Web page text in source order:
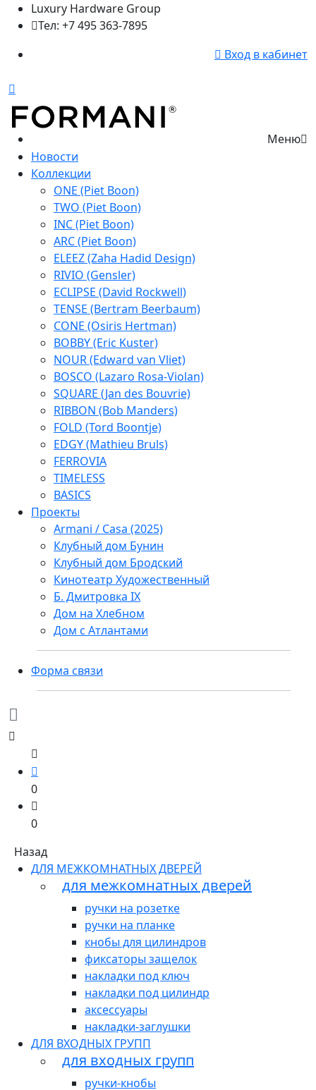
Luxury Hardware Group
Тел: +7 495 363-7895
Вход в кабинет
Меню
Новости
Коллекции
ONE (Piet Boon)
TWO (Piet Boon)
INC (Piet Boon)
ARC (Piet Boon)
ELEEZ (Zaha Hadid Design)
RIVIO (Gensler)
ECLIPSE (David Rockwell)
TENSE (Bertram Beerbaum)
CONE (Osiris Hertman)
BOBBY (Eric Kuster)
NOUR (Edward van Vliet)
BOSCO (Lazaro Rosa-Violan)
SQUARE (Jan des Bouvrie)
RIBBON (Bob Manders)
FOLD (Tord Boontje)
EDGY (Mathieu Bruls)
FERROVIA
TIMELESS
BASICS
Проекты
Armani / Casa (2025)
Клубный дом Бунин
Клубный дом Бродский
Кинотеатр Художественный
Б. Дмитровка IX
Дом на Хлебном
Дом с Атлантами
Форма связи
0
0
Назад
ДЛЯ МЕЖКОМНАТНЫХ ДВЕРЕЙ
для межкомнатных дверей
ручки на розетке
ручки на планке
кнобы для цилиндров
фиксаторы защелок
накладки под ключ
накладки под цилиндр
аксессуары
накладки-заглушки
ДЛЯ ВХОДНЫХ ГРУПП
для входных групп
ручки-кнобы